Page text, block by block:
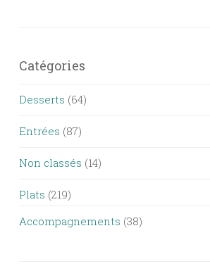
Catégories
Desserts (64)
Entrées (87)
Non classés (14)
Plats (219)
Accompagnements (38)